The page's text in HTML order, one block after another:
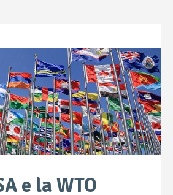
e la WTO